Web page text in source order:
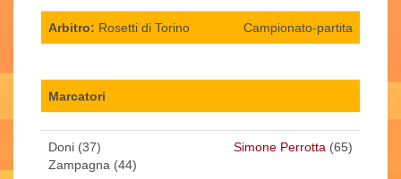
Arbitro: Rosetti di Torino Campionato-partita
Marcatori
Doni (37)
Zampagna (44)
Simone Perrotta (65)